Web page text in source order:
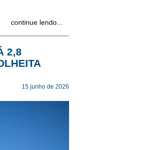
continue lendo...
2,8
15 junho de 2026